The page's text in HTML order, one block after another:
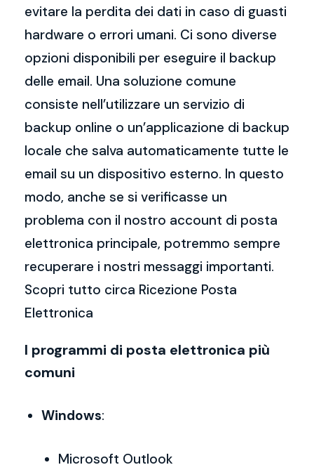
evitare la perdita dei dati in caso di guasti
hardware o errori umani. Ci sono diverse
opzioni disponibili per eseguire il backup
delle email. Una soluzione comune
consiste nell’utilizzare un servizio di
backup online o un’applicazione di backup
locale che salva automaticamente tutte le
email su un dispositivo esterno. In questo
modo, anche se si verificasse un
problema con il nostro account di posta
elettronica principale, potremmo sempre
recuperare i nostri messaggi importanti.
Scopri tutto circa Ricezione Posta
Elettronica
I programmi di posta elettronica più
comuni
Windows:
Microsoft Outlook